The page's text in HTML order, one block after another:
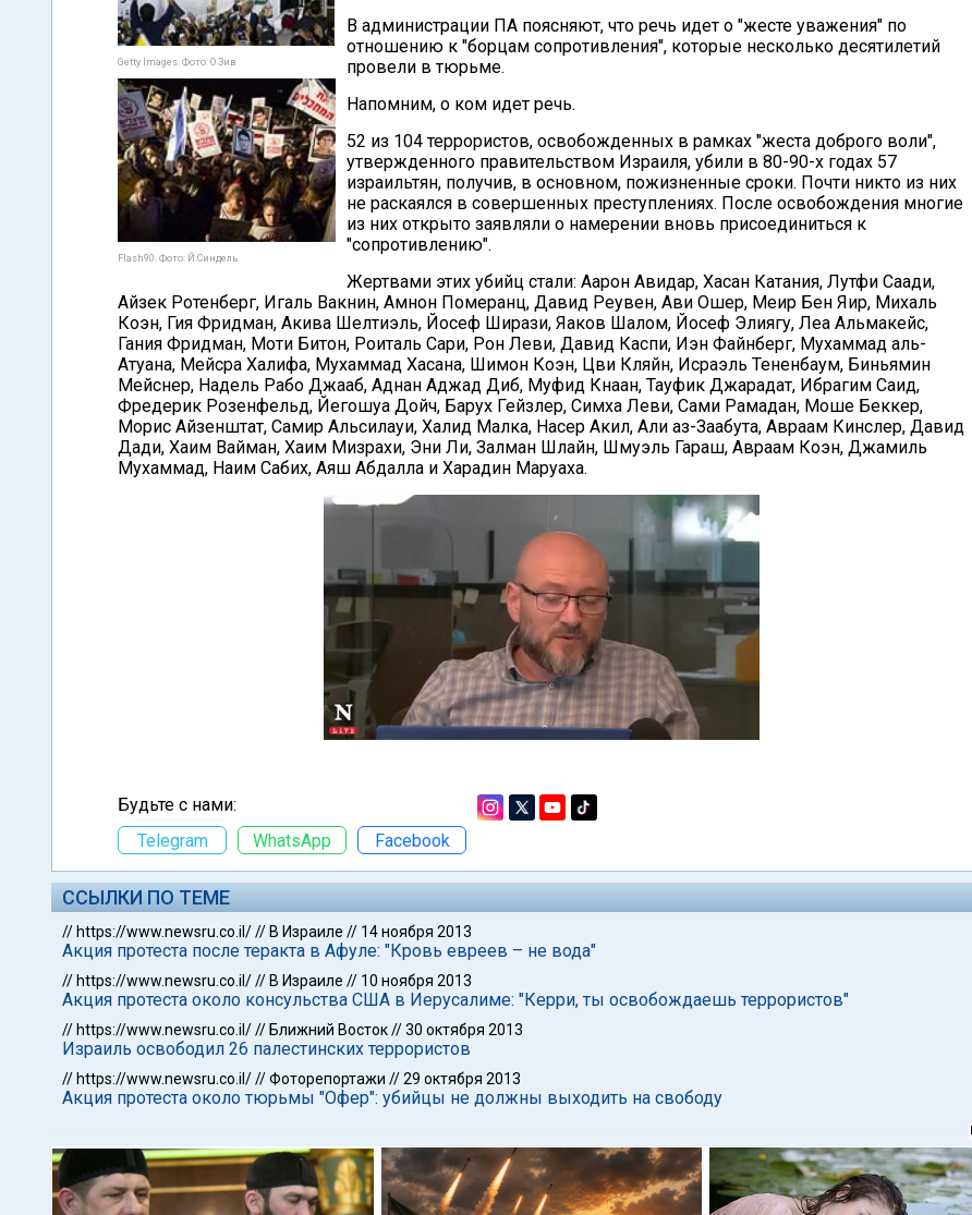
Getty Images. Фото: О.Зив
Flash90. Фото: Й.Синдель
В администрации ПА поясняют, что речь идет о "жесте уважения" по
отношению к "борцам сопротивления", которые несколько десятилетий
провели в тюрьме.
Напомним, о ком идет речь.
52 из 104 террористов, освобожденных в рамках "жеста доброго воли",
утвержденного правительством Израиля, убили в 80-90-х годах 57
израильтян, получив, в основном, пожизненные сроки. Почти никто из них
не раскаялся в совершенных преступлениях. После освобождения многие
из них открыто заявляли о намерении вновь присоединиться к
"сопротивлению".
Жертвами этих убийц стали: Аарон Авидар, Хасан Катания, Лутфи Саади,
Айзек Ротенберг, Игаль Вакнин, Амнон Померанц, Давид Реувен, Ави Ошер, Меир Бен Яир, Михаль
Коэн, Гия Фридман, Акива Шелтиэль, Йосеф Ширази, Яаков Шалом, Йосеф Элиягу, Леа Альмакейс,
Гания Фридман, Моти Битон, Роиталь Сари, Рон Леви, Давид Каспи, Иэн Файнберг, Мухаммад аль-
Атуана, Мейсра Халифа, Мухаммад Хасана, Шимон Коэн, Цви Кляйн, Исраэль Тененбаум, Биньямин
Мейснер, Надель Рабо Джааб, Аднан Аджад Диб, Муфид Кнаан, Тауфик Джарадат, Ибрагим Саид,
Фредерик Розенфельд, Йегошуа Дойч, Барух Гейзлер, Симха Леви, Сами Рамадан, Моше Беккер,
Морис Айзенштат, Самир Альсилауи, Халид Малка, Насер Акил, Али аз-Заабута, Авраам Кинслер, Давид
Дади, Хаим Вайман, Хаим Мизрахи, Эни Ли, Залман Шлайн, Шмуэль Гараш, Авраам Коэн, Джамиль
Мухаммад, Наим Сабих, Аяш Абдалла и Харадин Маруаха.
Будьте с нами:
Telegram
WhatsApp Facebook
ССЫЛКИ ПО ТЕМЕ
// https://www.newsru.co.il/// В Израиле // 14 ноября 2013
Акция протеста после теракта в Афуле: "Кровь евреев – не вода"
// https://www.newsru.co.il/// В Израиле // 10 ноября 2013
Акция протеста около консульства США в Иерусалиме: "Керри, ты освобождаешь террористов"
// https://www.newsru.co.il/// Ближний Восток//30 октября 2013
Израиль освободил 26 палестинских террористов
// https://www.newsru.co.il///Фоторепортажи //29 октября 2013
Акция протеста около тюрьмы "Офер": убийцы не должны выходить на свободу